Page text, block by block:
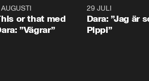
or that med
”Vägrar”
29 JULI
Dara: ”Jag är
Pippi”